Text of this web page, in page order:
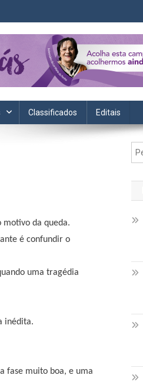
e cotidiano.
Classificados Editais
motivo da queda.
é confundir o
uma tragédia
inédita.
fase muito boa, e uma